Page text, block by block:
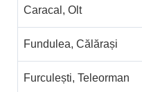
Caracal, Olt
Fundulea, Călărași
Furculești, Teleorman